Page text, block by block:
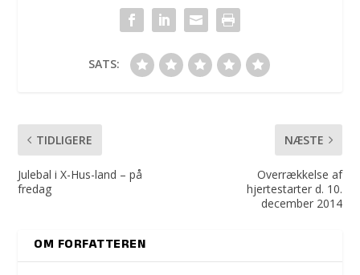
SATS:
TIDLIGERE
Julebal i X-Hus-land – på
fredag
NÆSTE
Overrækkelse af
hjertestarter d. 10.
december 2014
OM FORFATTEREN